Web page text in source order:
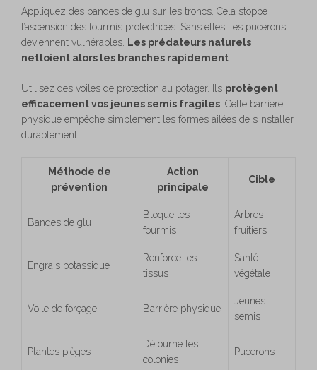
Appliquez des bandes de glu sur les troncs. Cela stoppe
l’ascension des fourmis protectrices. Sans elles, les pucerons
deviennent vulnérables. Les prédateurs naturels
nettoient alors les branches rapidement.
Utilisez des voiles de protection au potager. Ils protègent
efficacement vos jeunes semis fragiles. Cette barrière
physique empêche simplement les formes ailées de s’installer
durablement.
Méthode de
prévention
Action
principale
Cible
Bandes de glu
Bloque les
fourmis
Arbres
fruitiers
Engrais potassique
Renforce les
tissus
Santé
végétale
Voile de forçage Barrière physique
Jeunes
semis
Plantes pièges
Détourne les
colonies
Pucerons